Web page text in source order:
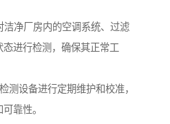
洁净厂房内的空调系统、过滤
进行检测，确保其正常工
测设备进行定期维护和校准，
靠性。